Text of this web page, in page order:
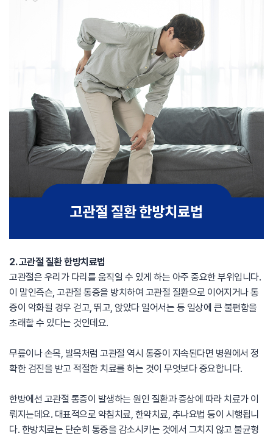
2. 고관절 질환 한방치료법
고관절은 우리가 다리를 움직일 수 있게 하는 아주 중요한 부위입니다.
이 말인즉슨, 고관절 통증을 방치하여 고관절 질환으로 이어지거나 통
증이 악화될 경우 걷고, 뛰고, 앉았다 일어서는 등 일상에 큰 불편함을
초래할 수 있다는 것인데요.
무릎이나 손목, 발목처럼 고관절 역시 통증이 지속된다면 병원에서 정
확한 검진을 받고 적절한 치료를 하는 것이 무엇보다 중요합니다.
한방에선 고관절 통증이 발생하는 원인 질환과 증상에 따라 치료가 이
뤄지는데요. 대표적으로 약침치료, 한약치료, 추나요법 등이 시행됩니
다. 한방치료는 단순히 통증을 감소시키는 것에서 그치지 않고 불균형